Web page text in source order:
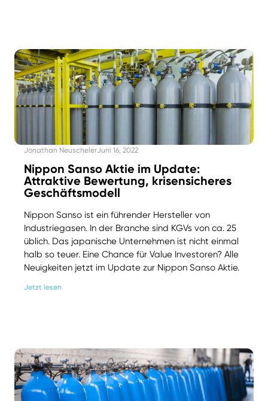
Jonathan NeuschelerJuni 16, 2022
Nippon Sanso Aktie im Update:
Attraktive Bewertung, krisensicheres
Geschäftsmodell
Nippon Sanso ist ein führender Hersteller von
Industriegasen. In der Branche sind KGVs von ca. 25
üblich. Das japanische Unternehmen ist nicht einmal
halb so teuer. Eine Chance für Value Investoren? Alle
Neuigkeiten jetzt im Update zur Nippon Sanso Aktie.
Jetzt lesen